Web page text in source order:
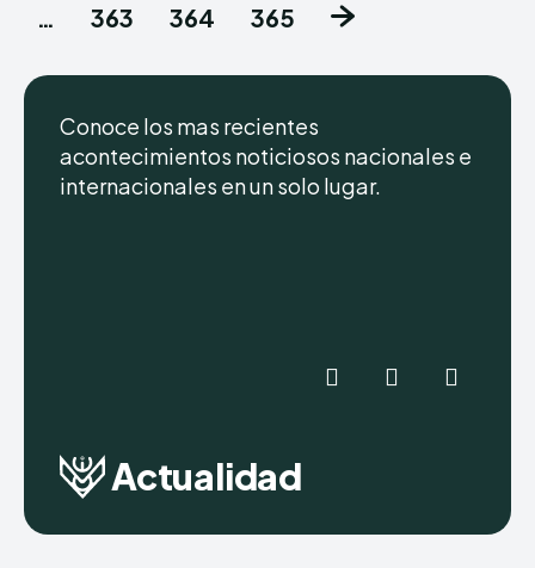
…
363 364 365
Conoce los mas recientes
acontecimientos noticiosos nacionales e
internacionales en un solo lugar.
Actualidad